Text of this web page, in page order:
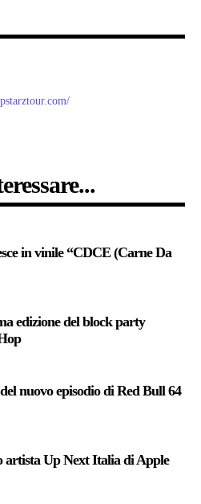
in vinile “CDCE (Carne Da
edizione del block party
nuovo episodio di Red Bull 64
artista Up Next Italia di Apple